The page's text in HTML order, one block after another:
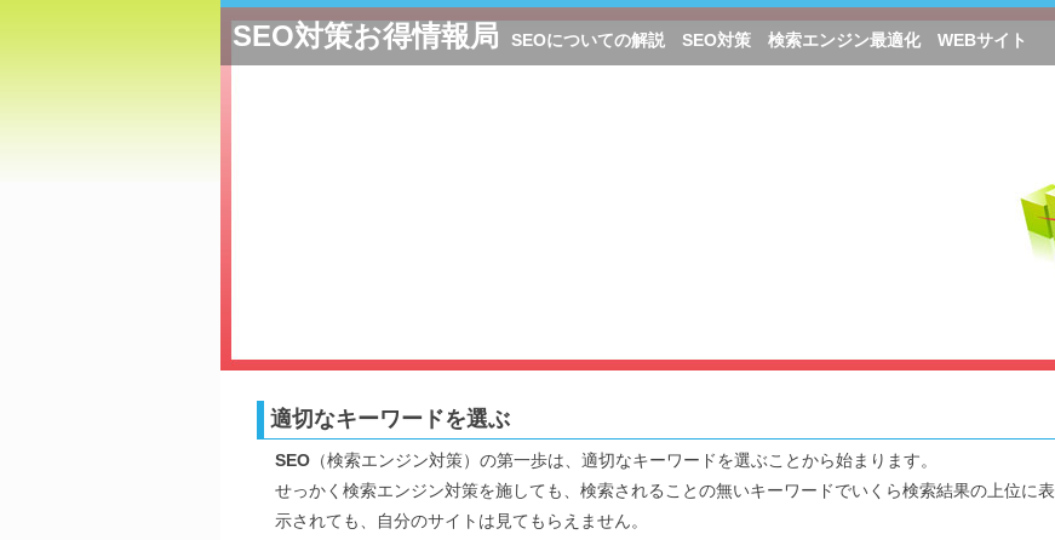
SEO対策お得情報局 SEOについての解説 SEO対策 検索エンジン最適化 WEBサイト
適切なキーワードを選ぶ
SEO （検索エンジン対策）の第一歩は、適切なキーワードを選ぶことから始まります。
せっかく検索エンジン対策を施しても、検索されることの無いキーワードでいくら検索結果の上位に表
示されても、自分のサイトは見てもらえません。